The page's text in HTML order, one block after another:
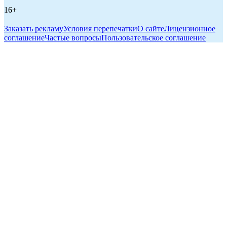
16+
Заказать рекламуУсловия перепечаткиО сайтеЛицензионное
соглашениеЧастые вопросыПользовательское соглашение